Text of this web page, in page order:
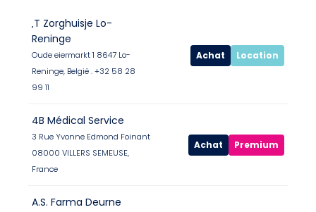
‚T Zorghuisje Lo-
Reninge
Oude eiermarkt 1 8647 Lo-
Reninge, België . +32 58 28
99 11
Achat Location
4B Médical Service
3 Rue Yvonne Edmond Foinant
08000 VILLERS SEMEUSE,
France
Achat Premium
A.S. Farma Deurne